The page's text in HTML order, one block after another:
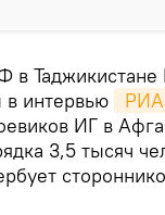
в
в интервью
РИА
ИГ в
3,5 тысяч